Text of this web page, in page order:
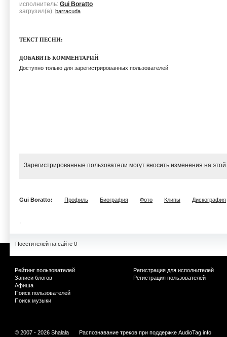
исполнитель: Gui Boratto
загрузил(а): barracuda
ТЕКСТ ПЕСНИ:
ДОБАВИТЬ КОММЕНТАРИЙ
Доступно только для зарегистрированных пользователей
Зарегистрированные пользователи могут вносить изменения на
Gui Boratto: Профиль Биография Фото Клипы Дискография
Посетителей на сайте 0
Рейтинг пользователей
Записи блогов
Афиша
Поиск пользователей
Поиск музыки
Регистрация для исполнителей
Регистрация пользователей
© 2007 - 2026 Shalala Распознавание треков при поддержке AudioTag.info